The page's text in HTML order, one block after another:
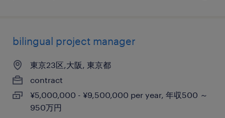
bilingual project manager
東京23区,大阪, 東京都
contract
¥5,000,000 - ¥9,500,000 per year, 年収500 ～
950万円